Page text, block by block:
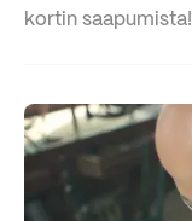
kortin saapumista!